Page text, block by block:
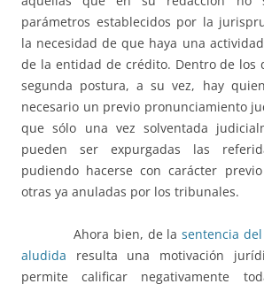
parámetros establecidos por la
la necesidad de que haya una
de la entidad de crédito. Dentro de los
segunda postura, a su vez, hay
necesario un previo pronunciamiento
que sólo una vez solventada
pueden ser expurgadas las
pudiendo hacerse con carácter
otras ya anuladas por los tribunales.
Ahora bien, de lasentencia
aludida resulta una motivación
permite calificar negativamente